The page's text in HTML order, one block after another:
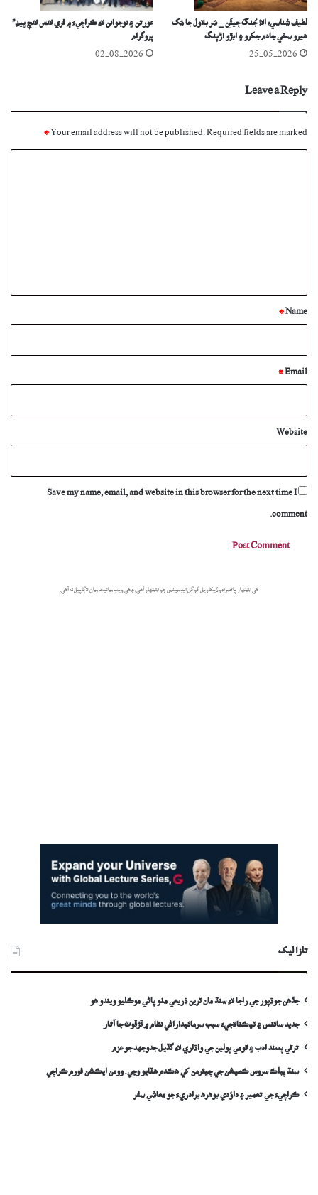
لطيف شناسي؛ الا! جُنگَ جِيئَنِ _ سُر بلاول جا مُک
ھيرو سخي جادم جکرو ۽ ابڙو اڙٻنگ
25-05-2026
عورتن ۽ نوجوانن لاءِ ڪراچيءَ ۾ فري لانس لانچ پيڊ”
پروگرام
02-08-2026
Leave a Reply
Your email address will not be published.Required fields are marked
*
*
Name
*
Email
*
Website
Save my name, email, and website in this browser for the next time I
comment.
هي اشتهار پاڻمرادو ڏيکاريل گوگل ايڊسينس جو اشتهار آهي، ۽ هي ويب سائيٽ سان لاڳاپيل نه آهي.
تازا ليک
جڏهن جوڌپور جي راجا لاءِ سنڌ مان ٽرين ذريعي مٺو پاڻي موڪليو ويندو ھو
جديد سائنس ۽ ٽيڪنالاجيءَ سبب سرمائيداراڻي نظام ۾ ڦڙڦوٽ جا آثار
ترقي پسند ادب ۽ قومي ٻولين جي واڌاري لاءِ گڏيل جدوجهد جو عزم
سنڌ پبلڪ سروس ڪميشن جي چيئرمن کي ھڪدم ھٽايو وڃي: وومن ايڪشن فورم ڪراچي
ڪراچيءَ جي تعمير ۽ داؤدي بوهره برادريءَ جو معاشي سفر